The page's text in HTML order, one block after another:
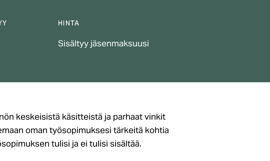
HINTA
Sisältyy jäsenmaksuusi
keskeisistä käsitteistä ja parhaat vinkit
oman työsopimuksesi tärkeitä kohtia
tulisi ja ei tulisi sisältää.